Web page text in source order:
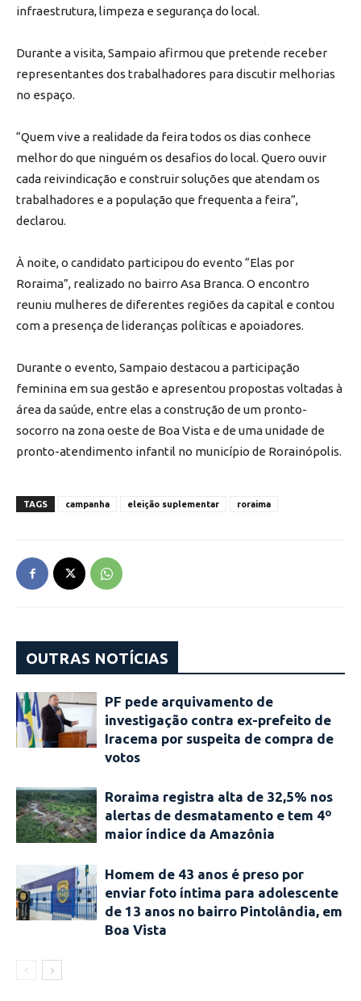
infraestrutura, limpeza e segurança do local.
Durante a visita, Sampaio afirmou que pretende receber
representantes dos trabalhadores para discutir melhorias
no espaço.
“Quem vive a realidade da feira todos os dias conhece
melhor do que ninguém os desafios do local. Quero ouvir
cada reivindicação e construir soluções que atendam os
trabalhadores e a população que frequenta a feira”,
declarou.
À noite, o candidato participou do evento “Elas por
Roraima”, realizado no bairro Asa Branca. O encontro
reuniu mulheres de diferentes regiões da capital e contou
com a presença de lideranças políticas e apoiadores.
Durante o evento, Sampaio destacou a participação
feminina em sua gestão e apresentou propostas voltadas à
área da saúde, entre elas a construção de um pronto-
socorro na zona oeste de Boa Vista e de uma unidade de
pronto-atendimento infantil no município de Rorainópolis.
TAGS campanha eleição suplementar roraima
OUTRAS NOTÍCIAS
PF pede arquivamento de
investigação contra ex-prefeito de
Iracema por suspeita de compra de
votos
Roraima registra alta de 32,5% nos
alertas de desmatamento e tem 4º
maior índice da Amazônia
Homem de 43 anos é preso por
enviar foto íntima para adolescente
de 13 anos no bairro Pintolândia, em
Boa Vista